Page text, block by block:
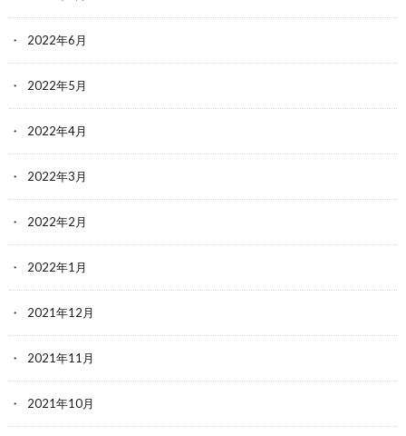
2022年6月
2022年5月
2022年4月
2022年3月
2022年2月
2022年1月
2021年12月
2021年11月
2021年10月